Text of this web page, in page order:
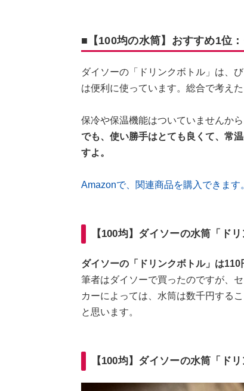
■【100均の水筒】おすすめ1位
ダイソーの「ドリンクボトル」は、
は便利に使っています。総合で考えた
保冷や保温機能はついていませんか
でも、使い勝手はとても良くて、常
すよ。
Amazonで、関連商品を購入できます。
【100均】ダイソーの水筒「ド
ダイソーの「ドリンクボトル」は110
筆者はダイソーで買ったのですが、
カーによっては、水筒は数千円する
と思います。
【100均】ダイソーの水筒「ド